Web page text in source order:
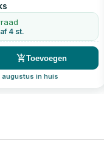
4 st.
Toevoegen
in huis